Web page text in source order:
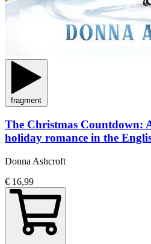
fragment
The Christmas Countdown:
holiday romance in the
Donna Ashcroft
€ 16,99